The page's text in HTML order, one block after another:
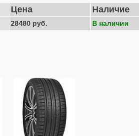
Цена Наличие
28480 руб. В наличии